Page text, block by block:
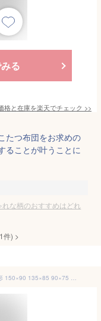
る
格と在庫を楽天でチェック >>
たつ布団をお求めの
ることが叶うことに
な柄のおすすめはどれ
1件) >
【選べるサイズ】ダイニングこたつ布団 長方形 150×90 135×85 90×75 120×60 105×60 90×60 上久 こたつ ハイタイプ こたつ布団 ダイニング コタツ用 布団 撥水 良い触り心地 リモコンポケット 茶色 ブラウン 赤 ギャベ 高脚用 薄掛け布団